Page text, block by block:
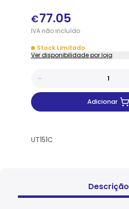
€77.05
IVAnãoincluído
Stock Limitado
Ver disponibilidade por loja
Adicionar
UT151C
Descrição